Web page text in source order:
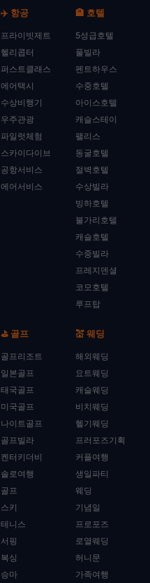
✈️ 항공
프라이빗제트
헬리콥터
퍼스트클래스
에어택시
수상비행기
우주관광
파일럿체험
스카이다이브
공항서비스
에어서비스
🏨 호텔
5성급호텔
풀빌라
펜트하우스
수중호텔
아이스호텔
캐슬스테이
팰리스
동굴호텔
절벽호텔
수상빌라
빙하호텔
불가리호텔
캐슬호텔
수중빌라
프레지덴셜
코모호텔
루프탑
⛳ 골프
골프리조트
일본골프
태국골프
미국골프
나이트골프
골프빌라
켄터키더비
솔로여행
골프
스키
테니스
서핑
복싱
승마
💒 웨딩
해외웨딩
요트웨딩
캐슬웨딩
비치웨딩
헬기웨딩
프러포즈기획
커플여행
생일파티
웨딩
기념일
프로포즈
로열웨딩
허니문
가족여행